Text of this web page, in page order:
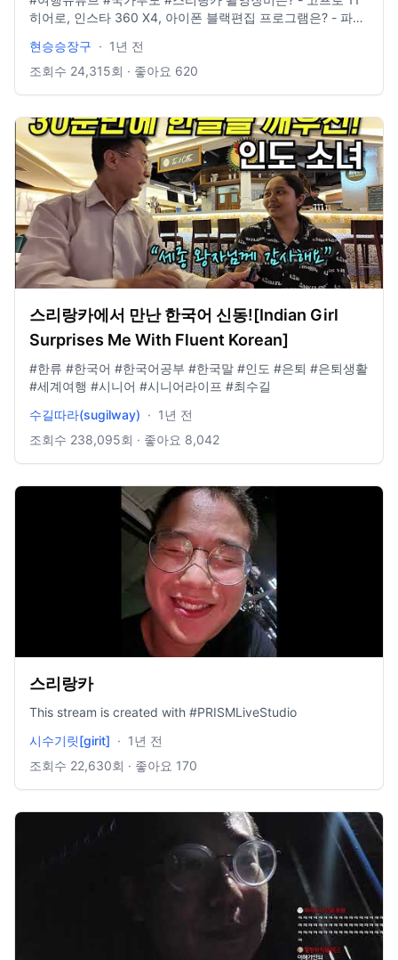
히어로, 인스타 360 X4, 아이폰 블랙편집 프로그램은? - 파이
idclrlrlcks@naver.com
현승승장구 · 1년 전
조회수 24,315회 · 좋아요 620
스리랑카에서 만난 한국어 신동![Indian Girl
Surprises Me With Fluent Korean]
#한류 #한국어 #한국어공부 #한국말 #인도 #은퇴 #은퇴생활
#세계여행 #시니어 #시니어라이프 #최수길
수길따라(sugilway) · 1년 전
조회수 238,095회 · 좋아요 8,042
스리랑카
This stream is created with #PRISMLiveStudio
시수기릿[girit] · 1년 전
조회수 22,630회 · 좋아요 170